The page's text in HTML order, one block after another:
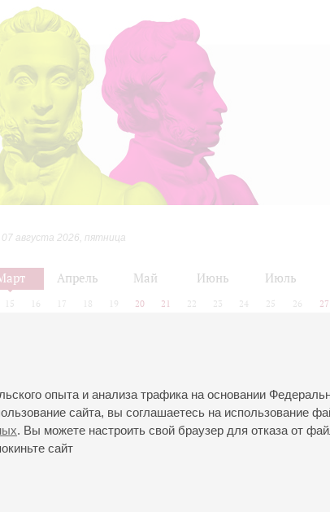
опыта и анализа трафика на основании
сайта, вы соглашаетесь на использование
. Вы можете настроить свой браузер для отказа от
сайт
07 августа 2026, пятница
Апрель Май Июнь Июль
15 16 17 18 19 20 21 22 23 24 25 26 27